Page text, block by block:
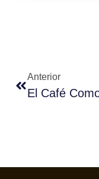
Anterior